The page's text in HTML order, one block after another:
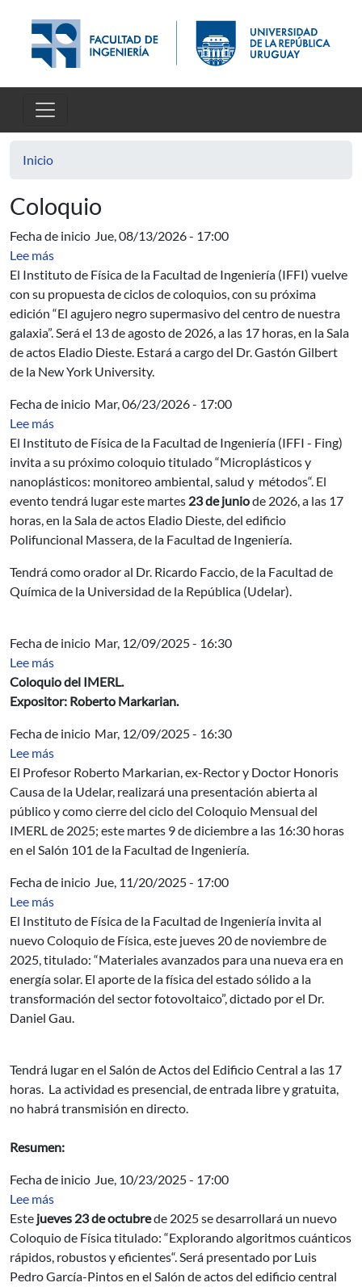
Inicio
Coloquio
Fecha de inicio Jue, 08/13/2026 - 17:00
Lee mássobre Coloquio de Física: El agujero negro
El Instituto de Física de la Facultad de Ingeniería (IFFI) vuelve
con su propuesta de ciclos de coloquios, con su próxima
edición “El agujero negro supermasivo del centro de nuestra
galaxia”. Será el 13 de agosto de 2026, a las 17 horas, en la Sala
de actos Eladio Dieste. Estará a cargo del Dr. Gastón Gilbert
de la New York University.
Fecha de inicio Mar, 06/23/2026 - 17:00
Lee mássobre Coloquio de Física "Microplásticos y
El Instituto de Física de la Facultad de Ingeniería (IFFI - Fing)
invita a su próximo coloquio titulado “Microplásticos y
nanoplásticos: monitoreo ambiental, salud y métodos“. El
evento tendrá lugar este martes 23 de juniode 2026, a las 17
horas, en la Sala de actos Eladio Dieste, del edificio
Polifuncional Massera, de la Facultad de Ingeniería.
Tendrá como orador al Dr. Ricardo Faccio, de la Facultad de
Química de la Universidad de la República (Udelar).
Fecha de inicio Mar, 12/09/2025 - 16:30
Lee mássobre Gases. Billares Matemáticos. Stadiums. Tangas.
Coloquio del IMERL.
Expositor: Roberto Markarian.
Fecha de inicio Mar, 12/09/2025 - 16:30
Lee mássobre Coloquio del IMERL: Gases. Billares
El Profesor Roberto Markarian, ex-Rector y Doctor Honoris
Causa de la Udelar, realizará una presentación abierta al
público y como cierre del ciclo del Coloquio Mensual del
IMERL de 2025; este martes 9 de diciembre a las 16:30 horas
en el Salón 101 de la Facultad de Ingeniería.
Fecha de inicio Jue, 11/20/2025 - 17:00
Lee mássobre Nuevo Coloquio de Física: Materiales avanzados
El Instituto de Física de la Facultad de Ingeniería invita al
nuevo Coloquio de Física, este jueves 20 de noviembre de
2025, titulado: “Materiales avanzados para una nueva era en
energía solar. El aporte de la física del estado sólido a la
transformación del sector fotovoltaico”, dictado por el Dr.
Daniel Gau.
Tendrá lugar en el Salón de Actos del Edificio Central a las 17
horas. La actividad es presencial, de entrada libre y gratuita,
no habrá transmisión en directo.
Resumen:
Fecha de inicio Jue, 10/23/2025 - 17:00
Lee mássobre Coloquio de Física: “Explorando algoritmos
Este jueves 23 de octubrede 2025 se desarrollará un nuevo
Coloquio de Física titulado: “Explorando algoritmos cuánticos
rápidos, robustos y eficientes“. Será presentado por Luis
Pedro García-Pintos en el Salón de actos del edificio central